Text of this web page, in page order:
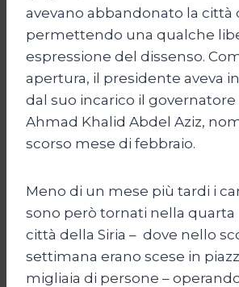
avevano abbandonato la città
permettendo una qualche
espressione del dissenso.
apertura, il presidente aveva
dal suo incarico il governatore
Ahmad Khalid Abdel Aziz,
scorso mese di febbraio.
Meno di un mese più tardi i
sono però tornati nella quarta
città della Siria – dove nello
settimana erano scese in
migliaia di persone –